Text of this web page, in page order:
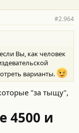
#2.964
Вы, как человек
варианты.
"за тыщу",
4500 и